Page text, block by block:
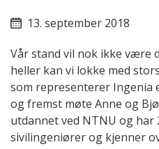
13. september 2018
Vår stand vil nok ikke være
heller kan vi lokke med
som representerer Ingenia
og fremst møte Anne og
utdannet ved NTNU og har
sivilingeniører og kjenner